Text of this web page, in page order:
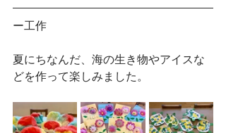
ー工作
夏にちなんだ、海の生き物やアイスな
どを作って楽しみました。